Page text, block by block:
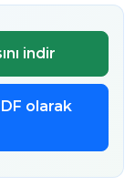
indir
olarak